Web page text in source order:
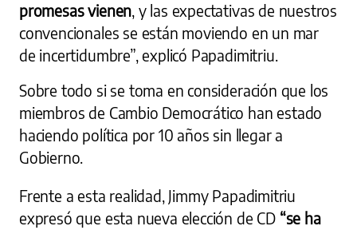
promesas vienen, y las expectativas de nuestros
convencionales se están moviendo en un mar
de incertidumbre”, explicó Papadimitriu.
Sobre todo si se toma en consideración que los
miembros de Cambio Democrático han estado
haciendo política por 10 años sin llegar a
Gobierno.
Frente a esta realidad, Jimmy Papadimitriu
expresó que esta nueva elección de CD “se ha